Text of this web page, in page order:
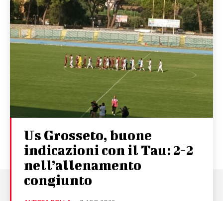
Us Grosseto, buone
indicazioni con il Tau: 2-2
nell’allenamento
congiunto